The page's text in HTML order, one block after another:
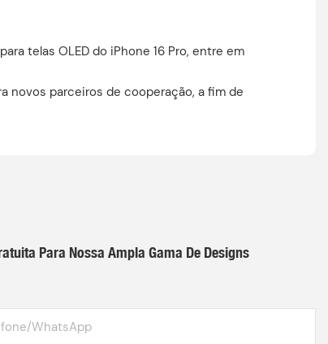
telas OLED do iPhone 16 Pro, entre em
novos parceiros de cooperação, a fim de
Para Nossa Ampla Gama De Designs
WhatsApp